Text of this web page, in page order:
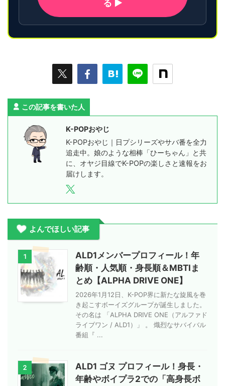
る ▶
この記事を書いた人
K-POPおやじ
K-POPおやじ｜日プシリーズやサバ番を全力
追走中。娘のような相棒「ひーちゃん」と共
に、オヤジ目線でK-POPの楽しさと速報をお
届けします。
よんでほしい記事
1
ALD1メンバープロフィール！年
齢順・人気順・身長順＆MBTIま
とめ【ALPHA DRIVE ONE】
2026年1月12日、K-POP界に新たな旋風を巻
き起こすボーイズグループが誕生しました。
その名は 「ALPHA DRIVE ONE（アルファド
ライブワン / ALD1）」 。 熾烈なサバイバル
番組『 ...
2
ALD1 ゴヌ プロフィール！身長・
年齢やボイプラ2での「高身長ボ